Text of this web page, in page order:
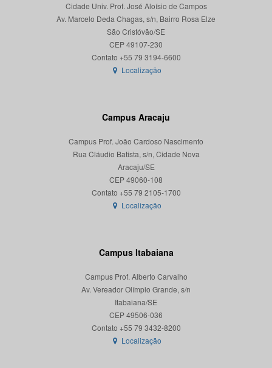
Cidade Univ. Prof. José Aloísio de Campos
Av. Marcelo Deda Chagas, s/n, Bairro Rosa Elze
São Cristóvão/SE
CEP 49107-230
Localização
Campus Aracaju
Campus Prof. João Cardoso Nascimento
Rua Cláudio Batista, s/n, Cidade Nova
Aracaju/SE
CEP 49060-108
Localização
Campus Itabaiana
Campus Prof. Alberto Carvalho
Av. Vereador Olímpio Grande, s/n
Itabaiana/SE
CEP 49506-036
Localização